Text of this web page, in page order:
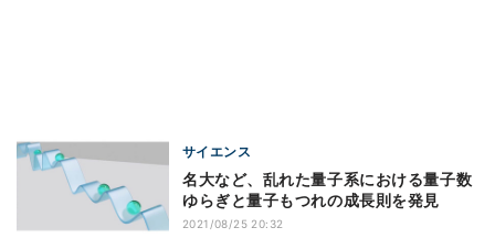
サイエンス
名大など、乱れた量子系における量子数
ゆらぎと量子もつれの成長則を発見
2021/08/25 20:32